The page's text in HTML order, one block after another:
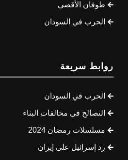
طوفان الأقصى
الحرب في السودان
روابط سريعة
الحرب في السودان
التصالح في مخالفات البناء
مسلسلات رمضان 2024
رد إسرائيل على إيران